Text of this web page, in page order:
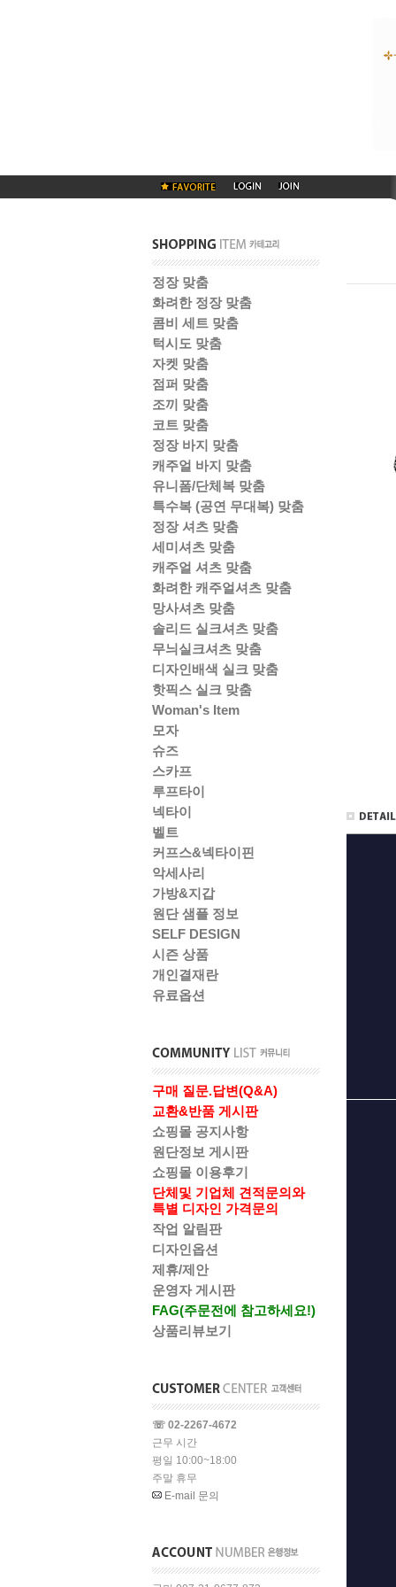
정장 맞춤
화려한 정장 맞춤
콤비 세트 맞춤
턱시도 맞춤
자켓 맞춤
점퍼 맞춤
조끼 맞춤
코트 맞춤
정장 바지 맞춤
캐주얼 바지 맞춤
유니폼/단체복 맞춤
특수복 (공연 무대복) 맞춤
정장 셔츠 맞춤
세미셔츠 맞춤
캐주얼 셔츠 맞춤
화려한 캐주얼셔츠 맞춤
망사셔츠 맞춤
솔리드 실크셔츠 맞춤
무늬실크셔츠 맞춤
디자인배색 실크 맞춤
핫픽스 실크 맞춤
Woman's Item
모자
슈즈
스카프
루프타이
넥타이
벨트
커프스&넥타이핀
악세사리
가방&지갑
원단 샘플 정보
SELF DESIGN
시즌 상품
개인결재란
유료옵션
구매 질문.답변(Q&A)
교환&반품 게시판
쇼핑몰 공지사항
원단정보 게시판
쇼핑몰 이용후기
단체및 기업체 견적문의와
특별 디자인 가격문의
작업 알림판
디자인옵션
제휴/제안
운영자 게시판
FAG(주문전에 참고하세요!)
상품리뷰보기
☏ 02-2267-4672
근무 시간
평일 10:00~18:00
주말 휴무
E-mail 문의